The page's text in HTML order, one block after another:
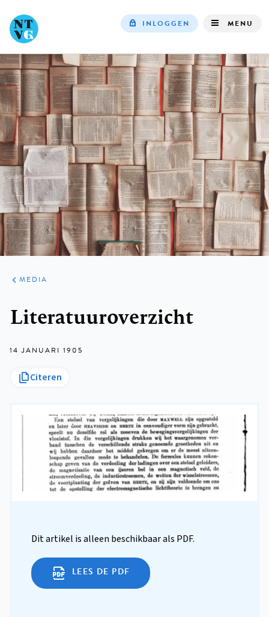
navigation
INLOGGEN MENU
ARTIKELEN
VARIA
MEDIA
Literatuuroverzicht
14 JANUARI 1905
Citeren
Dit artikel is alleen beschikbaar als PDF.
LEES DE PDF